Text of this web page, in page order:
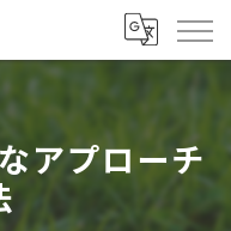
アプローチ